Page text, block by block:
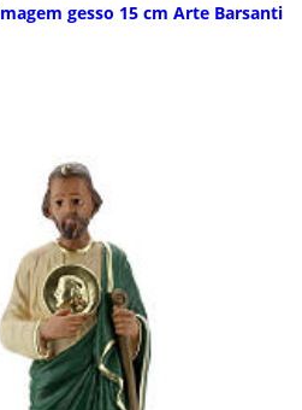
gesso 15 cm Arte Barsanti